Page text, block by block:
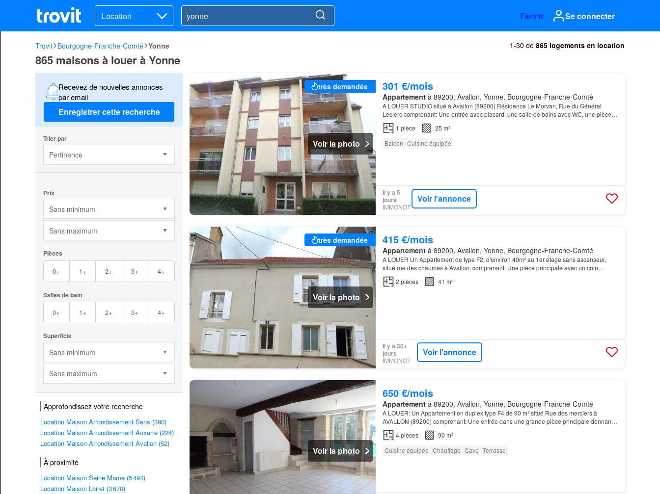
Location Favoris Se connecter
Trovit Bourgogne-Franche-Comté Yonne 1-30 de 865 logements en location
865 maisons à louer à Yonne
Recevez de nouvelles annonces
par email
Enregistrer cette recherche
Trier par
Pertinence
Prix
Sans minimum
Sans maximum
Pièces
0+ 1+ 2+ 3+ 4+
Salles de bain
0+ 1+ 2+ 3+ 4+
Superficie
Sans minimum
Sans maximum
Approfondissez votre recherche
Location Maison Arrondissement Sens (390)
Location Maison Arrondissement Auxerre (224)
Location Maison Arrondissement Avallon (52)
À proximité
Location Maison Seine Marne (5 494)
Location Maison Loiret (3 670)
très demandée
Voir la photo
301 €/mois
Appartementà 89200, Avallon, Yonne, Bourgogne-Franche-Comté
A LOUER STUDIO situé à Avallon (89200) Résidence Le Morvan, Rue du Général
Leclerc comprenant: Une entrée avec placard, une salle de bains avec WC, une pièce
principale avec balcon, une cuisine équipée (plaques de cuisson, ré…
1 pièce
25 m²
Balcon Cuisine équipée
Il y a 5
jours
IMMONOT
Voir l'annonce
très demandée
Voir la photo
415 €/mois
Appartementà 89200, Avallon, Yonne, Bourgogne-Franche-Comté
A LOUER Un Appartement de type F2, d'environ 40m² au 1er étage sans ascenseur,
situé rue des chaumes à Avallon, comprenant: Une pièce principale avec un coin
cuisine, un palier desservant un wc indépendant, une salle d'eau et…
2 pièces 41 m²
Il y a 30+
jours
IMMONOT
Voir l'annonce
Voir la photo
650 €/mois
Appartementà 89200, Avallon, Yonne, Bourgogne-Franche-Comté
A LOUER: Un Appartement en duplex type F4 de 90 m² situé Rue des merciers à
AVALLON (89200) comprenant: Une entrée dans une grande pièce principale donnant
sur un coin cuisine ouverte, un WC, une terrasse…
4pièces
90 m²
Cuisine équipée Chauffage Cave Terrasse